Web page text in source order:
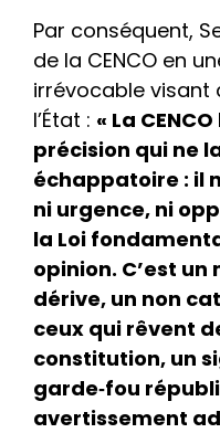
Par conséquent,
de la CENCO en
irrévocable visant
l’État : « La
précision qui ne
échappatoire : il
ni urgence, ni
la Loi
opinion. C’est
dérive, un non
ceux qui rêvent
constitution, un
garde‑fou
avertissement